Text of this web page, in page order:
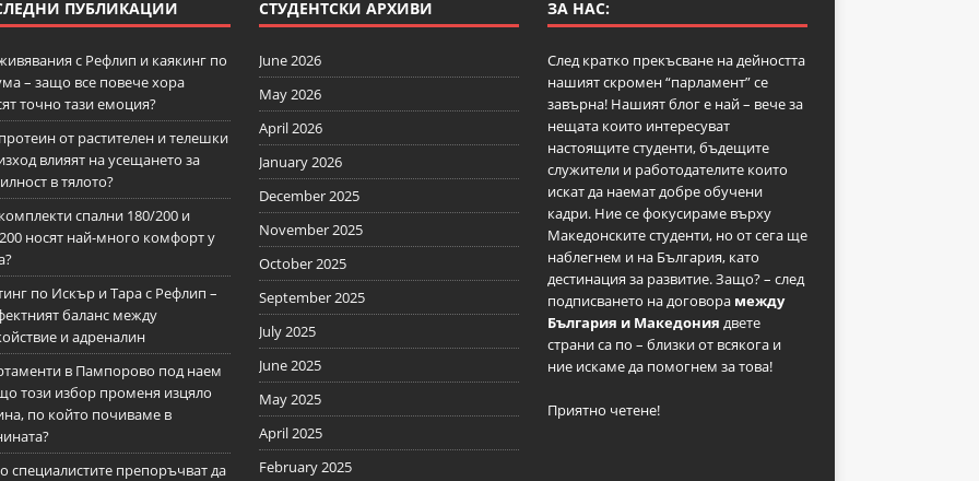
ПУБЛИКАЦИИ
с Рефлип и каякинг по
– защо все повече хора
точно тази емоция?
от растителен и телешки
влияят на усещането за
в тялото?
спални 180/200 и
носят най-много комфорт у
по Искър и Тара с Рефлип –
баланс между
и адреналин
в Пампорово под наем
този избор променя изцяло
по който почиваме в
специалистите препоръчват да
СТУДЕНТСКИ АРХИВИ
June 2026
May 2026
April 2026
January 2026
December 2025
November 2025
October 2025
September 2025
July 2025
June 2025
May 2025
April 2025
February 2025
ЗА НАС:
След кратко прекъсване на дейността
нашият скромен “парламент” се
завърна! Нашият блог е най – вече за
нещата които интересуват
настоящите студенти, бъдещите
служители и работодателите които
искат да наемат добре обучени
кадри. Ние се фокусираме върху
Македонските студенти, но от сега ще
наблегнем и на България, като
дестинация за развитие. Защо? – след
подписването на договора между
България и Македония двете
страни са по – близки от всякога и
ние искаме да помогнем за това!
Приятно четене!